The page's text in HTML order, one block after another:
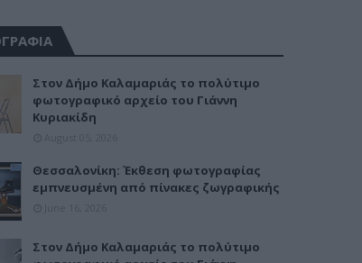
Στον Δήμο Καλαμαριάς το πολύτιμο
φωτογραφικό αρχείο του Γιάννη
Κυριακίδη
Θεσσαλονίκη: Έκθεση φωτογραφίας
εμπνευσμένη από πίνακες ζωγραφικής
Στον Δήμο Καλαμαριάς το πολύτιμο